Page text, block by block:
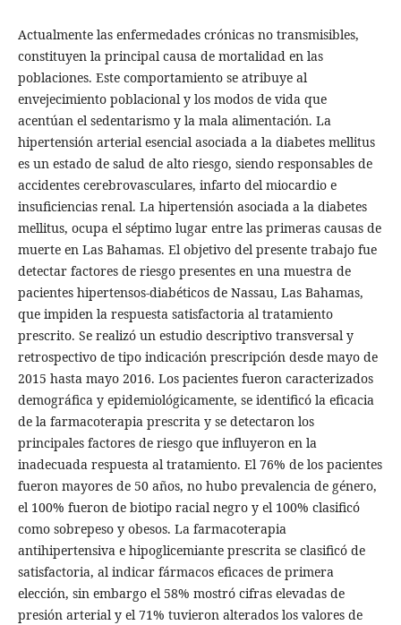
Actualmente las enfermedades crónicas no transmisibles,
constituyen la principal causa de mortalidad en las
poblaciones. Este comportamiento se atribuye al
envejecimiento poblacional y los modos de vida que
acentúan el sedentarismo y la mala alimentación. La
hipertensión arterial esencial asociada a la diabetes mellitus
es un estado de salud de alto riesgo, siendo responsables de
accidentes cerebrovasculares, infarto del miocardio e
insuficiencias renal. La hipertensión asociada a la diabetes
mellitus, ocupa el séptimo lugar entre las primeras causas de
muerte en Las Bahamas. El objetivo del presente trabajo fue
detectar factores de riesgo presentes en una muestra de
pacientes hipertensos-diabéticos de Nassau, Las Bahamas,
que impiden la respuesta satisfactoria al tratamiento
prescrito. Se realizó un estudio descriptivo transversal y
retrospectivo de tipo indicación prescripción desde mayo de
2015 hasta mayo 2016. Los pacientes fueron caracterizados
demográfica y epidemiológicamente, se identificó la eficacia
de la farmacoterapia prescrita y se detectaron los
principales factores de riesgo que influyeron en la
inadecuada respuesta al tratamiento. El 76% de los pacientes
fueron mayores de 50 años, no hubo prevalencia de género,
el 100% fueron de biotipo racial negro y el 100% clasificó
como sobrepeso y obesos. La farmacoterapia
antihipertensiva e hipoglicemiante prescrita se clasificó de
satisfactoria, al indicar fármacos eficaces de primera
elección, sin embargo el 58% mostró cifras elevadas de
presión arterial y el 71% tuvieron alterados los valores de